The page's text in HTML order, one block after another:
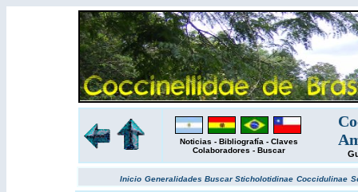
Noticias - Bibliografía - Claves
Colaboradores - Buscar
Inicio Generalidades BuscarSticholotidinae Coccidulinae